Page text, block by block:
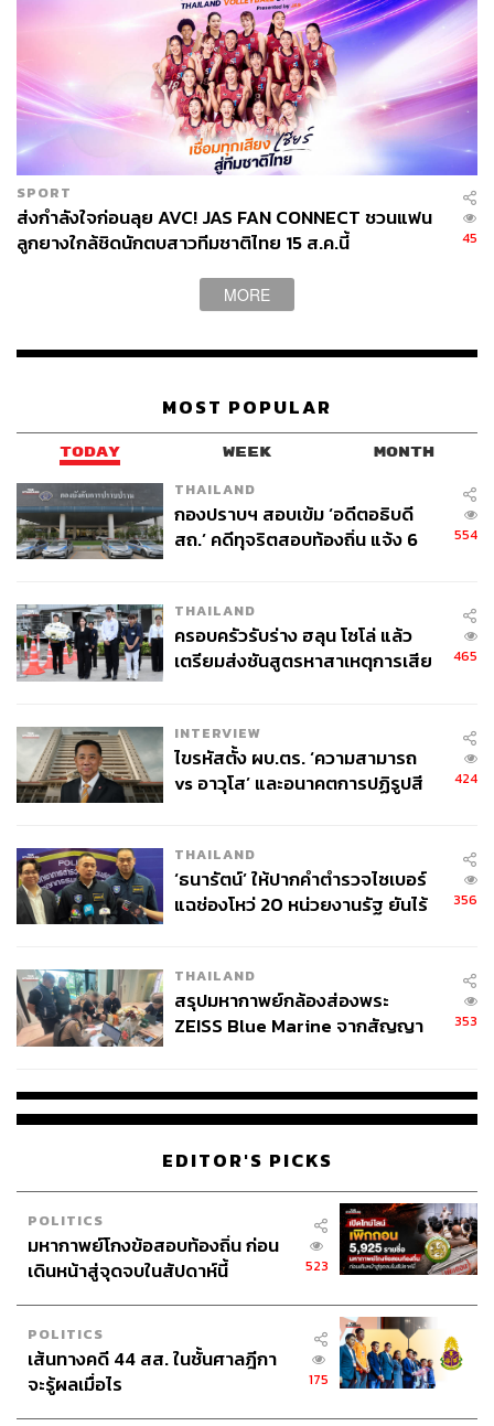
นอกจากนี้ จีน-รัสเซียอยู่ในระหว่างการเจรจาขยายอภิมหา
โครงการขนส่งก๊าซธรรมชาติ ‘Power of Siberia 2’ ที่มี
มูลค่ามหาศาล โดยที่โครงการแรกคือ ‘Power of Siberia’ มี
มูลค่าสูงถึง 400,000 ล้านดอลลาร์ และเริ่มส่งก๊าซธรรมชาติ
ไปให้จีน มาตั้งแต่ปี 2019
ทั้งนี้ เมื่อเปรียบเทียบกันแล้วการลงทุนของรัสเซียในจีนยังมี
มูลค่าไม่มาก (สัดส่วนน้อยกว่าร้อยละ 0.5 ของมูลค่าการ
ลงทุนต่างชาติ FDI ทั้งหมดในจีน) สะท้อนถึงพลังทาง
เศรษฐกิจของจีนที่มีมากกว่า และรัสเซียยังคงเป็นฝ่ายพึ่งพา
อื่นๆ เช่น ด้านการเงินระหว่างประเทศ หลังจากถูกคว่ำบาตร
ระหว่างประเทศ ทำให้รัสเซียต้องหันมาใช้ระบบ CIPS
(Cross-border Interbank Payment System) ซึ่งเป็นชำระเงิน
ข้ามพรมแดนของจีน
ด้านเทคโนโลยี นับตั้งแต่รัสเซียถูกคว่ำบาตร จีนมีการส่งออก
ชิปเซมิคอนดักเตอร์และอุปกรณ์โทรคมนาคมให้รัสเซียมาก
ขึ้น นอกจากนี้บริษัท Huawei ของจีนเข้าไปลงทุนขยายเครือ
อวกาศและอาวุธขั้นสูงจากรัสเซีย (เช่น เครื่องยนต์จรวด)
และสองฝ่ายร่วมกันพัฒนาระบบดาวเทียม CRS (เพื่อแข่งกับ
ระบบ GPS ของสหรัฐฯ)
ด้านการทหาร ทั้งสองฝ่ายได้จัดการฝึกร่วม ‘Vostok-2022’
และ ‘Joint Sea-2023’ และมีรายงานว่ารัสเซียใช้โดรนจาก
จีนในการทำสงครามกับยูเครนด้วย
อื่นๆ เช่น กลุ่ม SCO (Shanghai Cooperation Organization)
ในด้านความมั่นคง และกลุ่ม BRICS ในด้านเศรษฐกิจ เพื่อ
สร้างกลุ่ม ‘โลกขั้วใต้’ (Global South) ให้หันมาคบค้ากันเอง
เงินดอลลาร์
โดยสรุป ในช่วง 3 ปีหลังจากถูกคว่ำบาตรและตัดขาดจาก
เศรษฐกิจโลกตะวันตก รัสเซียมีการติดต่อค้าขายกับสหรัฐฯ
สามารถประคับประคองให้เติบโตต่อไป ด้วยการหันมาคบค้า
กับจีนมากขึ้น (ในทางกลับกัน เศรษฐกิจยุโรปกลับได้รับผลก
ระทบจากต้นทุนราคาพลังงานพุ่งสูงขึ้น)
ด้วยความสัมพันธ์จีน-รัสเซียที่ใกล้ชิดกันมากขึ้น ต่างฝ่ายต่าง
ได้รับประโยชน์ตามที่ตนต้องการ ฝ่ายจีนได้รับประโยชน์จาก
ทรัพยากรพลังงานราคาถูกและความเป็นพันธมิตรเชิง
ยุทธศาสตร์กับรัสเซีย ส่วนฝ่ายรัสเซียก็สามารถพยุงเศรษฐกิจ
ของตนให้เติบโตต่อไป มีรายได้จากการส่งออกไปจีน การ
ไหลเข้ามาลงทุนของจีน และเทคโนโลยีชั้นสูงจากจีน จีนเป็น
ชาติพันธมิตรที่ไม่เคยทอดทิ้งรัสเซีย ดังนั้นจึงไม่ง่ายที่ทรัมป์
จะแยกปูตินไปจากสีจิ้นผิง
SPORT
ส่งกำลังใจก่อนลุย AVC! JAS FAN CONNECT ชวนแฟน
ลูกยางใกล้ชิดนักตบสาวทีมชาติไทย 15 ส.ค.นี้
45
MORE
MOST POPULAR
TODAY WEEK MONTH
THAILAND
กองปราบฯ สอบเข้ม ‘อดีตอธิบดี
สถ.’ คดีทุจริตสอบท้องถิ่น แจ้ง 6
554
THAILAND
ครอบครัวรับร่าง ฮลุน โซโล่ แล้ว
เตรียมส่งชันสูตรหาสาเหตุการเสีย
465
INTERVIEW
ไขรหัสตั้ง ผบ.ตร. ‘ความสามารถ
vs อาวุโส’ และอนาคตการปฏิรูปสี
424
THAILAND
‘ธนารัตน์’ ให้ปากคำตำรวจไซเบอร์
แฉช่องโหว่ 20 หน่วยงานรัฐ ยันไร้
356
THAILAND
สรุปมหากาพย์กล้องส่องพระ
ZEISS Blue Marine จากสัญญา
จ่ายหนี้-แอบระบุแบรนด์
353
EDITOR'S PICKS
POLITICS
มหากาพย์โกงข้อสอบท้องถิ่น ก่อน
เดินหน้าสู่จุดจบในสัปดาห์นี้
523
POLITICS
เส้นทางคดี 44 สส. ในชั้นศาลฎีกา
จะรู้ผลเมื่อไร
175